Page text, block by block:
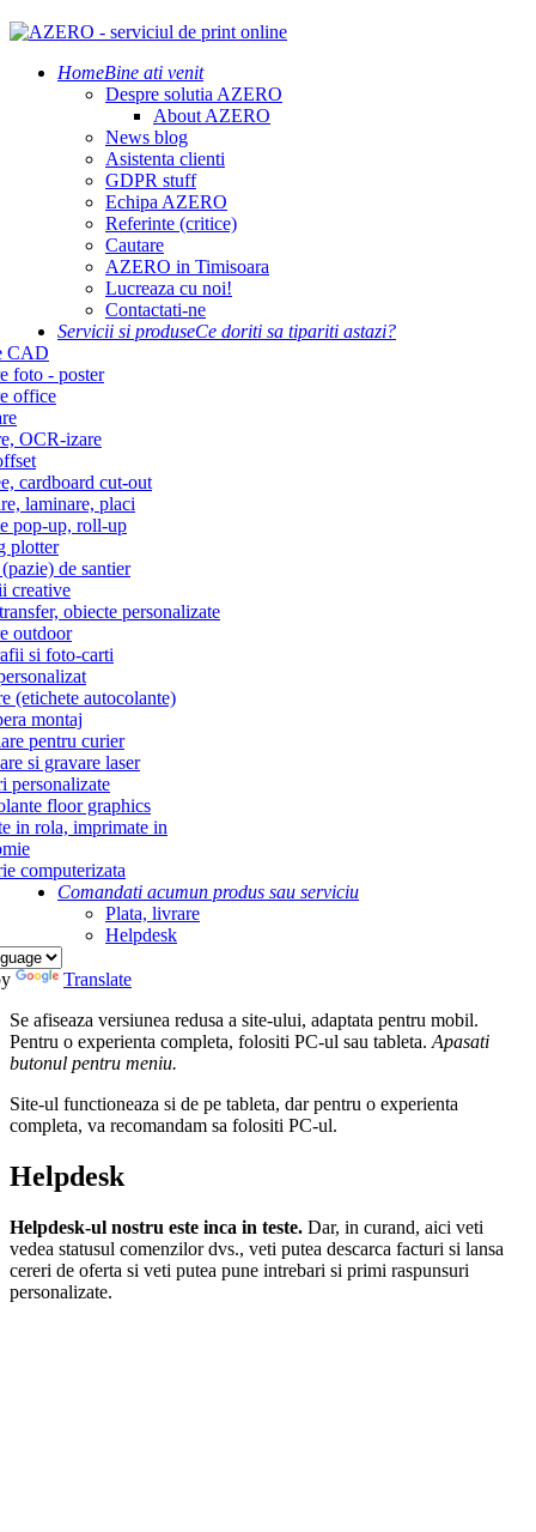
HomeBine ati venit
Despre solutia AZERO
About AZERO
News blog
Asistenta clienti
GDPR stuff
Echipa AZERO
Referinte (critice)
Cautare
AZERO in Timisoara
Lucreaza cu noi!
Contactati-ne
Servicii si produseCe doriti sa tipariti astazi?
CAD
foto - poster
office
OCR-izare
cardboard cut-out
laminare, placi
pop-up, roll-up
plotter
de santier
creative
obiecte personalizate
outdoor
si foto-carti
(etichete autocolante)
montaj
pentru curier
si gravare laser
personalizate
floor graphics
in rola, imprimate in
computerizata
Comandati acumun produs sau serviciu
Plata, livrare
Helpdesk
Translate
Se afiseaza versiunea redusa a site-ului, adaptata pentru mobil.
Pentru o experienta completa, folositi PC-ul sau tableta. Apasati
butonul pentru meniu.
Site-ul functioneaza si de pe tableta, dar pentru o experienta
completa, va recomandam sa folositi PC-ul.
Helpdesk
Helpdesk-ul nostru este inca in teste. Dar, in curand, aici veti
vedea statusul comenzilor dvs., veti putea descarca facturi si lansa
cereri de oferta si veti putea pune intrebari si primi raspunsuri
personalizate.